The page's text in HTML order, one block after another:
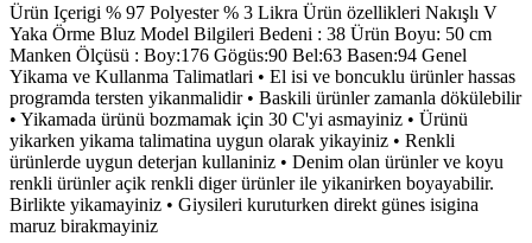
Ürün Içerigi % 97 Polyester % 3 Likra Ürün özellikleri Nakışlı V
Yaka Örme Bluz Model Bilgileri Bedeni : 38 Ürün Boyu: 50 cm
Manken Ölçüsü : Boy:176 Gögüs:90 Bel:63 Basen:94 Genel
Yikama ve Kullanma Talimatlari • El isi ve boncuklu ürünler hassas
programda tersten yikanmalidir • Baskili ürünler zamanla dökülebilir
• Yikamada ürünü bozmamak için 30 C'yi asmayiniz • Ürünü
yikarken yikama talimatina uygun olarak yikayiniz • Renkli
ürünlerde uygun deterjan kullaniniz • Denim olan ürünler ve koyu
renkli ürünler açik renkli diger ürünler ile yikanirken boyayabilir.
Birlikte yikamayiniz • Giysileri kuruturken direkt günes isigina
maruz birakmayiniz